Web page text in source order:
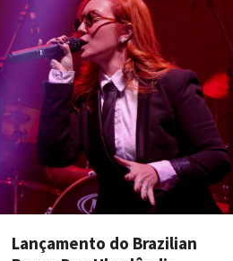
Lançamento do Brazilian